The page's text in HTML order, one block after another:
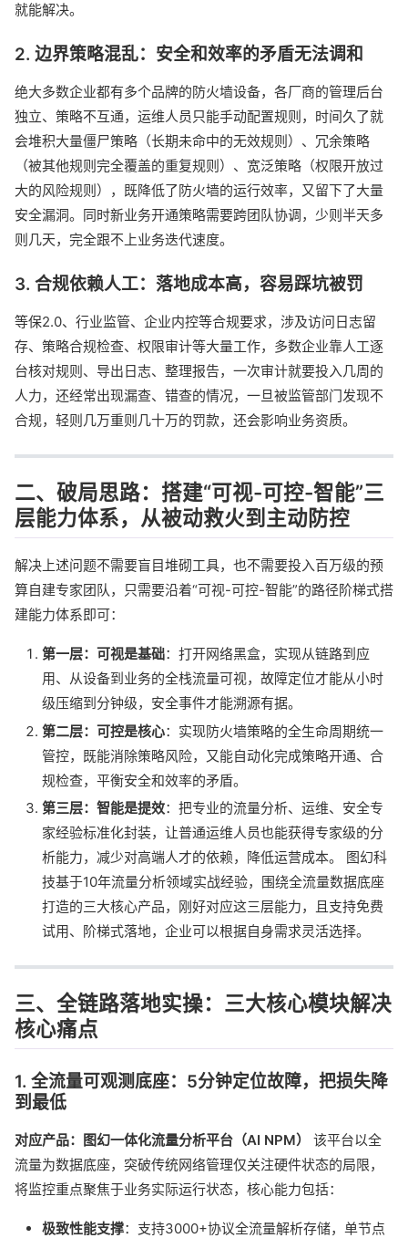
就能解决。
2. 边界策略混乱：安全和效率的矛盾无法调和
绝大多数企业都有多个品牌的防火墙设备，各厂商的管理后台
独立、策略不互通，运维人员只能手动配置规则，时间久了就
会堆积大量僵尸策略（长期未命中的无效规则）、冗余策略
（被其他规则完全覆盖的重复规则）、宽泛策略（权限开放过
大的风险规则），既降低了防火墙的运行效率，又留下了大量
安全漏洞。同时新业务开通策略需要跨团队协调，少则半天多
则几天，完全跟不上业务迭代速度。
3. 合规依赖人工：落地成本高，容易踩坑被罚
等保2.0、行业监管、企业内控等合规要求，涉及访问日志留
存、策略合规检查、权限审计等大量工作，多数企业靠人工逐
台核对规则、导出日志、整理报告，一次审计就要投入几周的
人力，还经常出现漏查、错查的情况，一旦被监管部门发现不
合规，轻则几万重则几十万的罚款，还会影响业务资质。
二、破局思路：搭建“可视-可控-智能”三
层能力体系，从被动救火到主动防控
解决上述问题不需要盲目堆砌工具，也不需要投入百万级的预
算自建专家团队，只需要沿着“可视-可控-智能”的路径阶梯式搭
建能力体系即可：
第一层：可视是基础：打开网络黑盒，实现从链路到应
用、从设备到业务的全栈流量可视，故障定位才能从小时
级压缩到分钟级，安全事件才能溯源有据。
第二层：可控是核心：实现防火墙策略的全生命周期统一
管控，既能消除策略风险，又能自动化完成策略开通、合
规检查，平衡安全和效率的矛盾。
第三层：智能是提效：把专业的流量分析、运维、安全专
家经验标准化封装，让普通运维人员也能获得专家级的分
析能力，减少对高端人才的依赖，降低运营成本。 图幻科
技基于10年流量分析领域实战经验，围绕全流量数据底座
打造的三大核心产品，刚好对应这三层能力，且支持免费
试用、阶梯式落地，企业可以根据自身需求灵活选择。
三、全链路落地实操：三大核心模块解决
核心痛点
1. 全流量可观测底座：5分钟定位故障，把损失降
到最低
对应产品：图幻一体化流量分析平台（AI NPM）
该平台以全
流量为数据底座，突破传统网络管理仅关注硬件状态的局限，
将监控重点聚焦于业务实际运行状态，核心能力包括：
极致性能支撑：支持3000+协议全流量解析存储，单节点